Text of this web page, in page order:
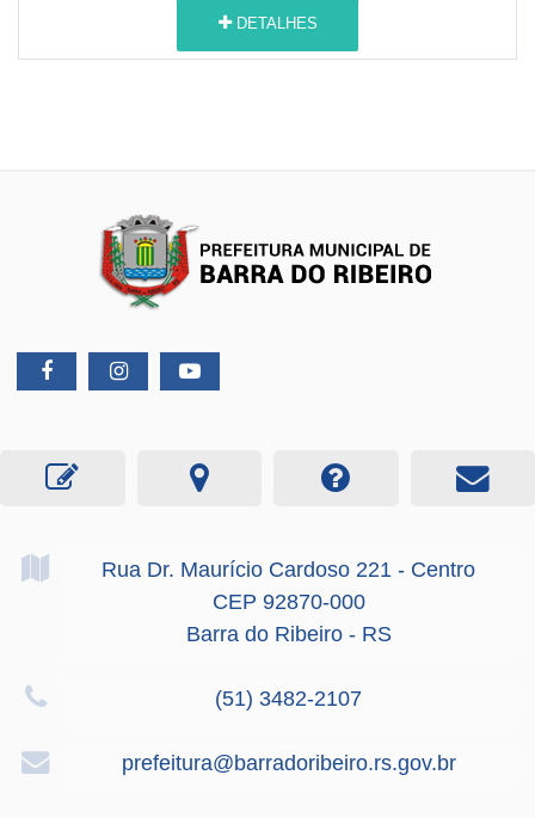
DETALHES
Rua Dr. Maurício Cardoso 221 - Centro
CEP 92870-000
Barra do Ribeiro - RS
(51) 3482-2107
prefeitura@barradoribeiro.rs.gov.br